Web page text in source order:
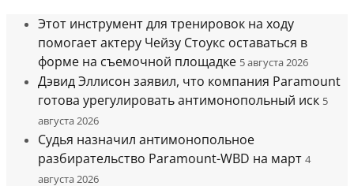
Этот инструмент для тренировок на ходу
помогает актеру Чейзу Стоукс оставаться в
форме на съемочной площадке 5 августа 2026
Дэвид Эллисон заявил, что компания Paramount
готова урегулировать антимонопольный иск 5
августа 2026
Судья назначил антимонопольное
разбирательство Paramount-WBD на март 4
августа 2026